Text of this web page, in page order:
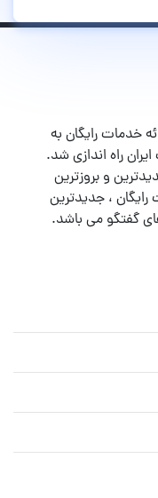
۱۳۸۶ با هدف ارائه خدمات رایگان به
راه اندازی شد.
و بروزترین
، جدیدترین
گفتگو می باشد.